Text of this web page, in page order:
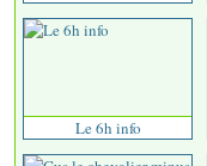
Le 6h info